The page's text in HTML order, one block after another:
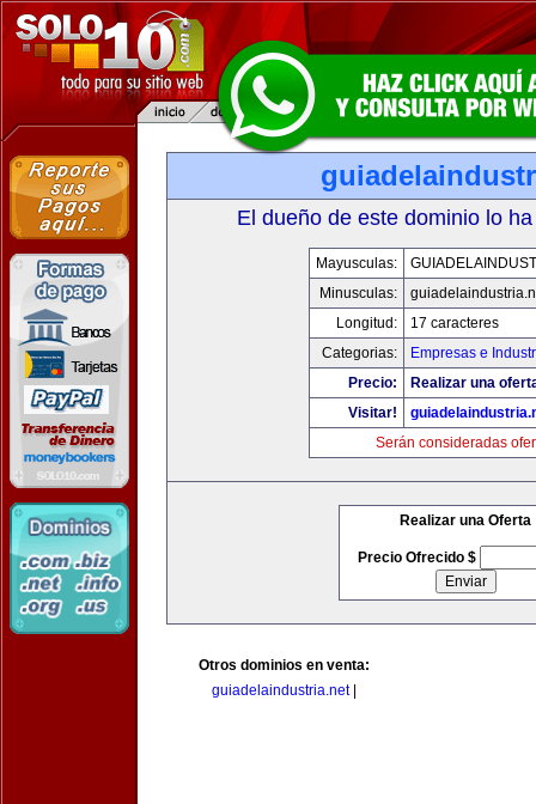
El dueño de este dominio lo
Mayusculas:
Minusculas:
Longitud:
17 caracteres
Categorias:
Empresas e
Precio:
Realizar una
Visitar!
Serán consideradas
Realizar una Oferta
Precio Ofrecido $
Otros dominios en venta:
guiadelaindustria.net|